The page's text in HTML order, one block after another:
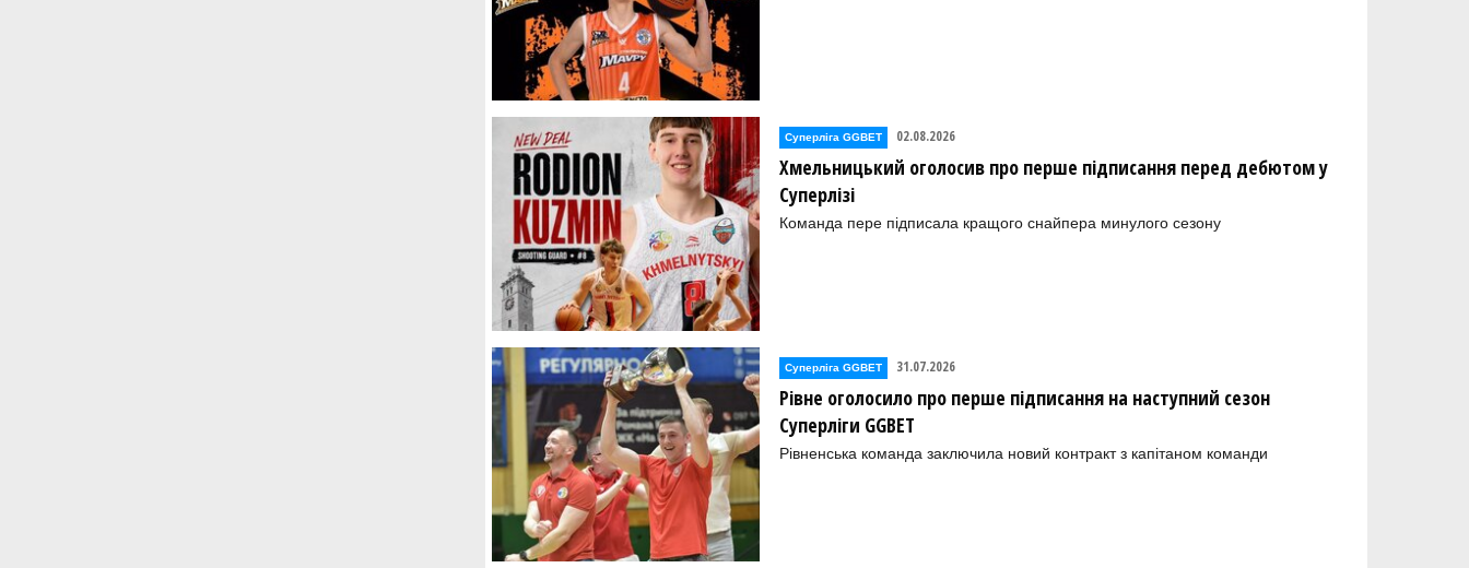
Суперліга GGBET 02.08.2026
Хмельницький оголосив про перше підписання перед дебютом у
Суперлізі
Команда пере підписала кращого снайпера минулого сезону
Суперліга GGBET 31.07.2026
Рівне оголосило про перше підписання на наступний сезон
Суперліги GGBET
Рівненська команда заключила новий контракт з капітаном команди